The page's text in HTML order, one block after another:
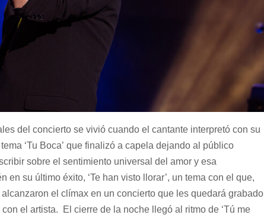
del concierto se vivió cuando el cantante interpretó con su
‘Tu Boca’ que finalizó a capela dejando al público
sobre el sentimiento universal del amor y esa
en su último éxito, ‘Te han visto llorar’, un tema con el que,
el clímax en un concierto que les quedará grabado
el artista. El cierre de la noche llegó al ritmo de ‘Tú me